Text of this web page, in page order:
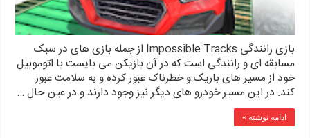
بازی رانندگی Impossible Tracks از جمله بازی های در سبک
مسابقه ای و رانندگی است که در آن بازیکن می بایست با اتوموبیل
خود از مسیر های باریک و خطرناک عبور کرده و به سلامت عبور
کند. در این مسیر خودرو های دیگر نیز وجود دارند و در عین حال …
ادامه نوشته »